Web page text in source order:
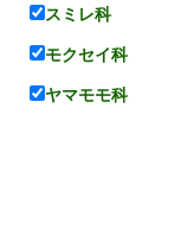
スミレ科
モクセイ科
ヤマモモ科